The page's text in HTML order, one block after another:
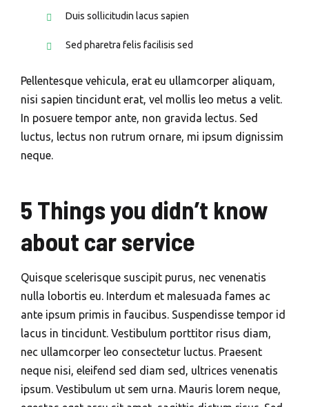
Duis sollicitudin lacus sapien
Sed pharetra felis facilisis sed
Pellentesque vehicula, erat eu ullamcorper aliquam,
nisi sapien tincidunt erat, vel mollis leo metus a velit.
In posuere tempor ante, non gravida lectus. Sed
luctus, lectus non rutrum ornare, mi ipsum dignissim
neque.
5 Things you didn’t know
about car service
Quisque scelerisque suscipit purus, nec venenatis
nulla lobortis eu. Interdum et malesuada fames ac
ante ipsum primis in faucibus. Suspendisse tempor id
lacus in tincidunt. Vestibulum porttitor risus diam,
nec ullamcorper leo consectetur luctus. Praesent
neque nisi, eleifend sed diam sed, ultrices venenatis
ipsum. Vestibulum ut sem urna. Mauris lorem neque,